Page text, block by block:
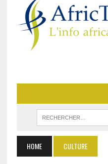
HOME CULTURE